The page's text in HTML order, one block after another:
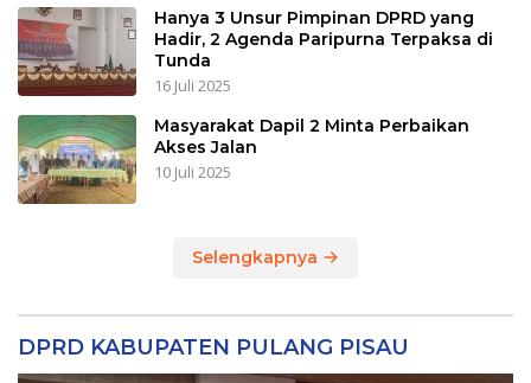
Hanya 3 Unsur Pimpinan DPRD yang
Hadir, 2 Agenda Paripurna Terpaksa di
Tunda
16 Juli 2025
Masyarakat Dapil 2 Minta Perbaikan
Akses Jalan
10 Juli 2025
Selengkapnya
DPRD KABUPATEN PULANG PISAU